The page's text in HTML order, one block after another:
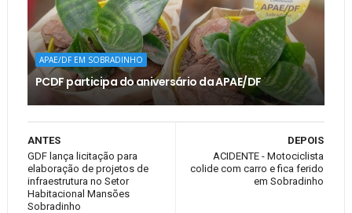
APAE/DF EM SOBRADINHO
PCDF participa do aniversário da APAE/DF
DEPOIS
ACIDENTE - Motociclista
colide com carro e fica ferido
em Sobradinho
ANTES
GDF lança licitação para
elaboração de projetos de
infraestrutura no Setor
Habitacional Mansões
Sobradinho